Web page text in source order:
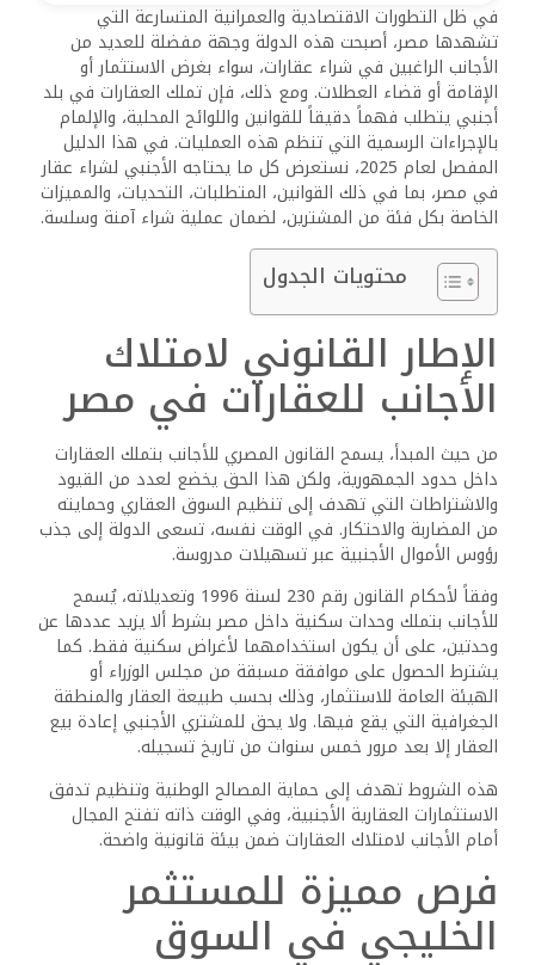
في ظل التطورات الاقتصادية والعمرانية المتسارعة التي
تشهدها مصر، أصبحت هذه الدولة وجهة مفضلة للعديد من
الأجانب الراغبين في شراء عقارات، سواء بغرض الاستثمار أو
الإقامة أو قضاء العطلات. ومع ذلك، فإن تملك العقارات في بلد
أجنبي يتطلب فهماً دقيقاً للقوانين واللوائح المحلية، والإلمام
بالإجراءات الرسمية التي تنظم هذه العمليات. في هذا الدليل
المفصل لعام 2025، نستعرض كل ما يحتاجه الأجنبي لشراء عقار
في مصر، بما في ذلك القوانين، المتطلبات، التحديات، والمميزات
الخاصة بكل فئة من المشترين، لضمان عملية شراء آمنة وسلسة.
محتويات الجدول
الإطار القانوني لامتلاك
الأجانب للعقارات في مصر
من حيث المبدأ، يسمح القانون المصري للأجانب بتملك العقارات
داخل حدود الجمهورية، ولكن هذا الحق يخضع لعدد من القيود
والاشتراطات التي تهدف إلى تنظيم السوق العقاري وحمايته
من المضاربة والاحتكار. في الوقت نفسه، تسعى الدولة إلى جذب
رؤوس الأموال الأجنبية عبر تسهيلات مدروسة.
وفقاً لأحكام القانون رقم 230 لسنة 1996 وتعديلاته، يُسمح
للأجانب بتملك وحدات سكنية داخل مصر بشرط ألا يزيد عددها عن
وحدتين، على أن يكون استخدامهما لأغراض سكنية فقط. كما
يشترط الحصول على موافقة مسبقة من مجلس الوزراء أو
الهيئة العامة للاستثمار، وذلك بحسب طبيعة العقار والمنطقة
الجغرافية التي يقع فيها. ولا يحق للمشتري الأجنبي إعادة بيع
العقار إلا بعد مرور خمس سنوات من تاريخ تسجيله.
هذه الشروط تهدف إلى حماية المصالح الوطنية وتنظيم تدفق
الاستثمارات العقارية الأجنبية، وفي الوقت ذاته تفتح المجال
أمام الأجانب لامتلاك العقارات ضمن بيئة قانونية واضحة.
فرص مميزة للمستثمر
الخليجي في السوق